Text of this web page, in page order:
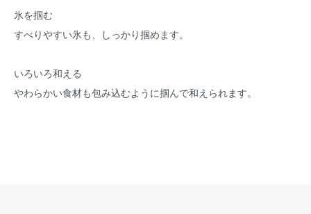
氷を掴む
すべりやすい氷も、しっかり掴めます。
いろいろ和える
やわらかい食材も包み込むように掴んで和えられます。